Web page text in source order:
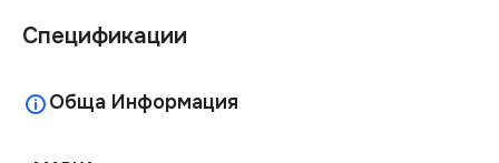
Спецификации
Обща Информация